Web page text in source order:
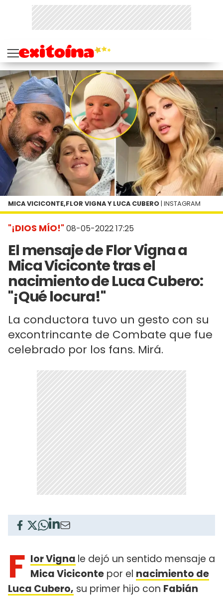
"¡DIOS MÍO!"08-05-2022 17:25
El mensaje de Flor Vigna a
Mica Viciconte tras el
nacimiento de Luca Cubero:
"¡Qué locura!"
La conductora tuvo un gesto con su
excontrincante de Combate que fue
celebrado por los fans. Mirá.
MICA VICICONTE,FLOR VIGNA Y LUCA CUBERO | INSTAGRAM
F lor Vigna le dejó un sentido mensaje a
Mica Viciconte por el nacimiento de
Luca Cubero, su primer hijo con Fabián